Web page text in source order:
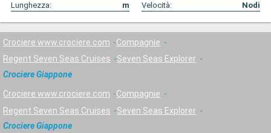
Lunghezza:
m Velocità: Nodi
Crociere www.crociere.com
Compagnie
Regent Seven Seas Cruises
Seven Seas Explorer
Crociere Giappone
Crociere www.crociere.com
Compagnie
Regent Seven Seas Cruises
Seven Seas Explorer
Crociere Giappone